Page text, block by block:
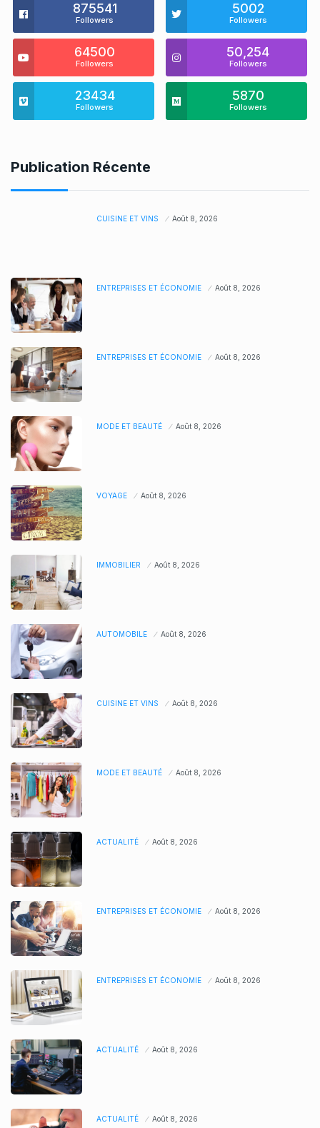
875541
Followers
5002
Followers
64500
Followers
50,254
Followers
23434
Followers
5870
Followers
Publication Récente
CUISINE ET VINS Août 8, 2026
ENTREPRISES ET ÉCONOMIE Août 8, 2026
ENTREPRISES ET ÉCONOMIE Août 8, 2026
MODE ET BEAUTÉ Août 8, 2026
VOYAGE Août 8, 2026
IMMOBILIER Août 8, 2026
AUTOMOBILE Août 8, 2026
CUISINE ET VINS Août 8, 2026
MODE ET BEAUTÉ Août 8, 2026
ACTUALITÉ Août 8, 2026
ENTREPRISES ET ÉCONOMIE Août 8, 2026
ENTREPRISES ET ÉCONOMIE Août 8, 2026
ACTUALITÉ Août 8, 2026
ACTUALITÉ Août 8, 2026